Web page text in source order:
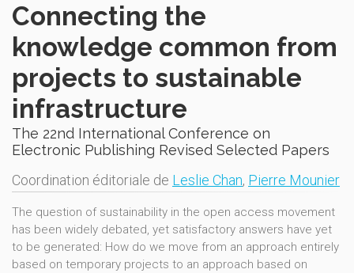
Connecting the
knowledge common from
projects to sustainable
infrastructure
The 22nd International Conference on
Electronic Publishing Revised Selected Papers
Coordination éditoriale de Leslie Chan, Pierre Mounier
The question of sustainability in the open access movement
has been widely debated, yet satisfactory answers have yet
to be generated: How do we move from an approach entirely
based on temporary projects to an approach based on